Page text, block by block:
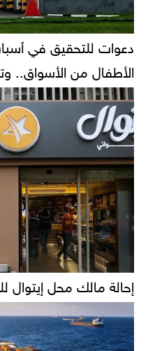
دعوات للتحقيق في
الأطفال من الأسواق..
إحالة مالك محل إيتوال